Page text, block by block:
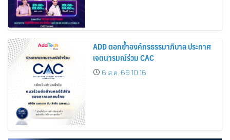
ADD ตอกย้ำองค์กรธรรมาภิบาล ประกาศ
เจตนารมณ์ร่วม CAC
6 ส.ค. 69 10:16